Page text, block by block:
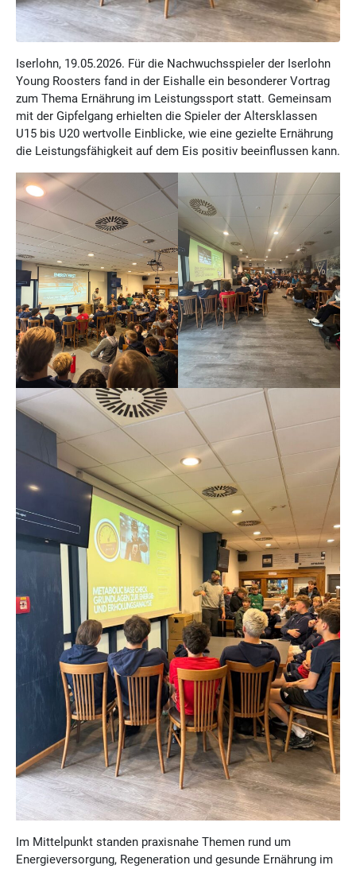
Iserlohn, 19.05.2026. Für die Nachwuchsspieler der Iserlohn
Young Roosters fand in der Eishalle ein besonderer Vortrag
zum Thema Ernährung im Leistungssport statt. Gemeinsam
mit der Gipfelgang erhielten die Spieler der Altersklassen
U15 bis U20 wertvolle Einblicke, wie eine gezielte Ernährung
die Leistungsfähigkeit auf dem Eis positiv beeinflussen kann.
Im Mittelpunkt standen praxisnahe Themen rund um
Energieversorgung, Regeneration und gesunde Ernährung im